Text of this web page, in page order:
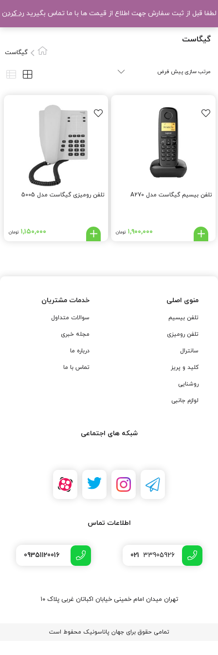
گیگاست
گیگاست
تلفن بیسیم گیگاست مدل A270
۱,۹۰۰,۰۰۰ تومان
تلفن رومیزی گیگاست مدل 5005
۱,۱۵۰,۰۰۰ تومان
منوی اصلی
تلفن بیسیم
تلفن رومیزی
سانترال
کلید و پریز
روشنایی
لوازم جانبی
خدمات مشتریان
سوالات متداول
مجله خبری
درباره ما
تماس با ما
شبکه های اجتماعی
اطلاعات تماس
021 33905926
09351120016
تهران میدان امام خمینی خیابان اکباتان غربی پلاک ۱۰
تمامی حقوق برای جهان پاناسونیک محفوط است
لطفا قبل از ثبت سفارش جهت اطلاع از قیمت ها با ما تماس بگیریدرد کردن